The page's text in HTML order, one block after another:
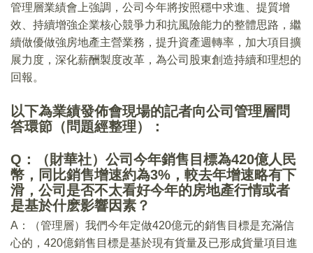
管理層業績會上強調，公司今年將按照穩中求進、提質增
效、持續增強企業核心競爭力和抗風險能力的整體思路，繼
續做優做強房地產主營業務，提升資產週轉率，加大項目擴
展力度，深化薪酬製度改革，為公司股東創造持續和理想的
回報。
以下為業績發佈會現場的記者向公司管理層問
答環節（問題經整理）：
Q：（財華社）公司今年銷售目標為420億人民
幣，同比銷售增速約為3%，較去年增速略有下
滑，公司是否不太看好今年的房地產行情或者
是基於什麽影響因素？
A：（管理層）我們今年定做420億元的銷售目標是充滿信
心的，420億銷售目標是基於現有貨量及已形成貨量項目進